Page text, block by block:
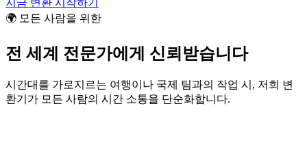
지금 변환 시작하기
🌍 모든 사람을 위한
전 세계 전문가에게 신뢰받습니다
시간대를 가로지르는 여행이나 국제 팀과의 작업 시, 저희 변
환기가 모든 사람의 시간 소통을 단순화합니다.